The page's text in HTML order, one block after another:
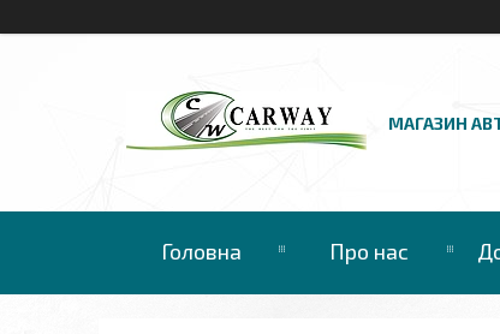
МАГАЗИН
Головна Про нас